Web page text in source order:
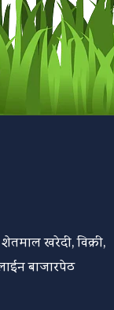
खरेदी, विक्री,
बाजारपेठ